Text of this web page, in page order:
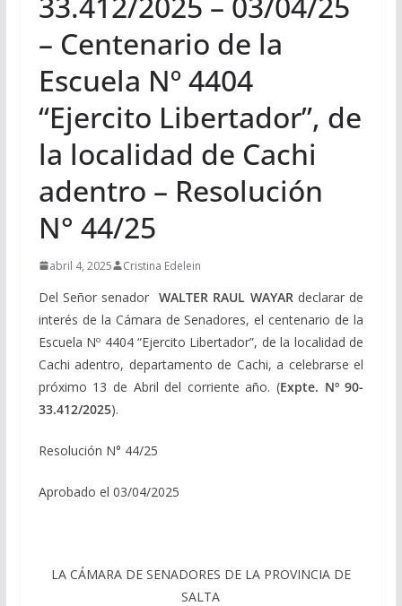
– Centenario de la
Escuela Nº 4404
“Ejercito Libertador”, de
la localidad de Cachi
adentro – Resolución
N° 44/25
abril 4, 2025 Cristina Edelein
Del Señor senador WALTER RAUL WAYARdeclarar de
interés de la Cámara de Senadores, el centenario de la
Escuela Nº 4404 “Ejercito Libertador”, de la localidad de
Cachi adentro, departamento de Cachi, a celebrarse el
próximo 13 de Abril del corriente año. (Expte. Nº 90-
33.412/2025).
Resolución N° 44/25
Aprobado el 03/04/2025
LA CÁMARA DE SENADORES DE LA PROVINCIA DE
SALTA